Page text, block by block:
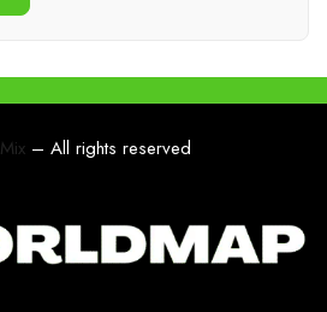
– All rights reserved